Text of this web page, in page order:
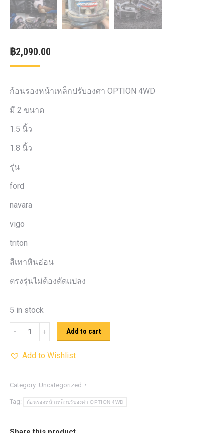
฿2,090.00
ก้อนรองหน้าเหล็กปรับองศา OPTION 4WD
มี 2 ขนาด
1.5 นิ้ว
1.8 นิ้ว
รุ่น
ford
navara
vigo
triton
สีเทาหินอ่อน
ตรงรุ่นไม่ต้องดัดแปลง
5 in stock
รอง
หน้า
ปรับ
องศา
Add to cart
Add to Wishlist
Category: Uncategorized
Tag: ก้อนรองหน้าเหล็กปรับองศา OPTION 4WD